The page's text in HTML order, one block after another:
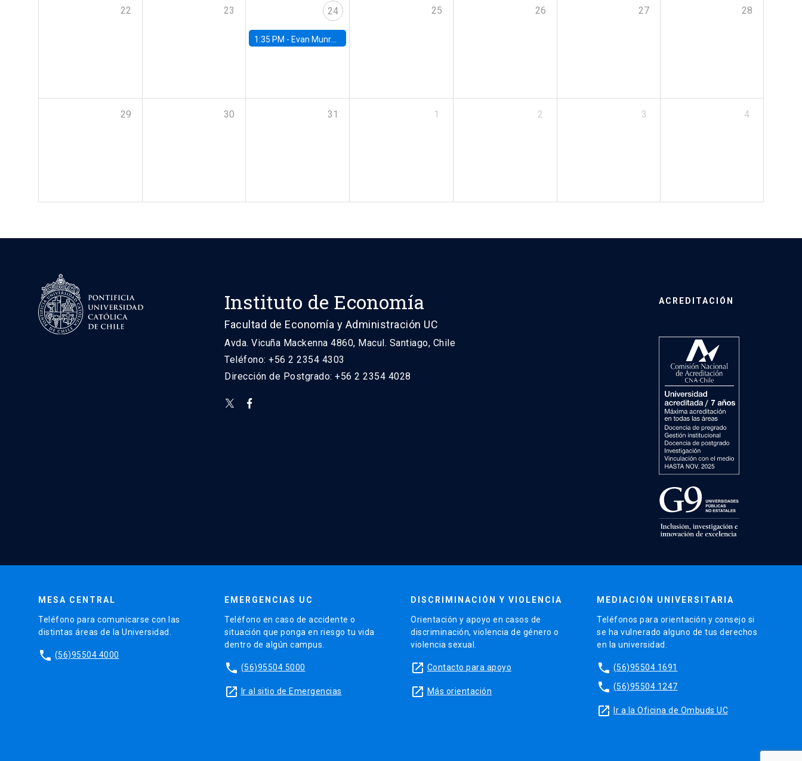
22 23 24
1:35 PM - Evan Munro, Neyman Visiting Assistant Professor in the Department of Statistics at UC Berkeley
25 26 27 28
29 30 31 1 2 3 4
Instituto de Economía
Facultad de Economía y Administración UC
Avda. Vicuña Mackenna 4860, Macul. Santiago, Chile
Teléfono: +56 2 2354 4303
Dirección de Postgrado: +56 2 2354 4028
ACREDITACIÓN
MESA CENTRAL
Teléfono para comunicarse con las
distintas áreas de la Universidad.
phone (56)95504 4000
EMERGENCIAS UC
Teléfono en caso de accidente o
situación que ponga en riesgo tu vida
dentro de algún campus.
phone (56)95504 5000
launch Ir al sitio de Emergencias
DISCRIMINACIÓN Y VIOLENCIA
Orientación y apoyo en casos de
discriminación, violencia de género o
violencia sexual.
launch Contacto para apoyo
launch Más orientación
MEDIACIÓN UNIVERSITARIA
Teléfonos para orientación y consejo si
se ha vulnerado alguno de tus derechos
en la universidad.
phone (56)95504 1691
phone (56)95504 1247
launch Ir a la Oficina de Ombuds UC